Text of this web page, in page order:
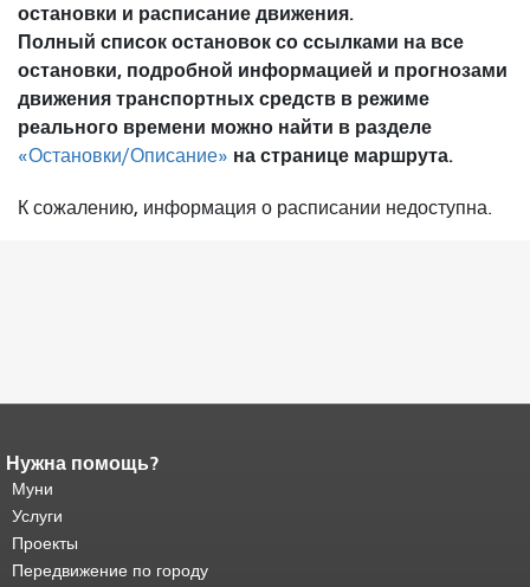
остановки и расписание движения.
Полный список остановок со ссылками на все
остановки, подробной информацией и прогнозами
движения транспортных средств в режиме
реального времени можно найти в разделе
«Остановки/Описание» на странице маршрута.
К сожалению, информация о расписании недоступна.
Конец содержимого
страницы.
страницы повторяется на каждой
странице.
основного содержимого .
Нужна помощь?
Муни
Услуги
Проекты
Передвижение по городу